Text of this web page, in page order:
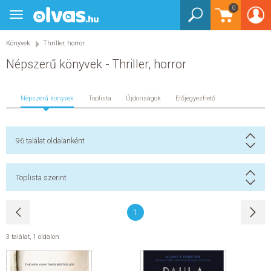
0
Toggle
navigation
Könyvek Thriller, horror
Népszerű könyvek - Thriller, horror
Népszerű könyvek Toplista Újdonságok Előjegyezhető
96 találat oldalanként
Toplista szerint
1
3 találat, 1 oldalon
BEJELENTKEZÉS
KÖNYVEK
EGYÉB TERMÉKEK
STAR WARS
SEGÍTHETEK?